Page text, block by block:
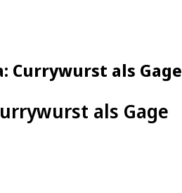
Currywurst als Gage
als Gage